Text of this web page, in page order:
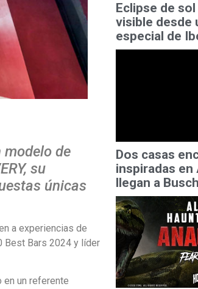
modelo de
su
únicas
a experiencias de
Best Bars 2024 y líder
en un referente
Eclipse de
visible desde
especial de
Dos casas
inspiradas en
llegan a